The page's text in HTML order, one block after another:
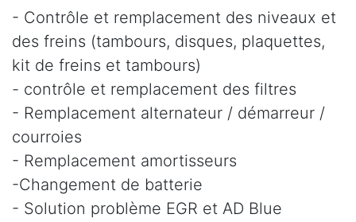
- Contrôle et remplacement des niveaux et
des freins (tambours, disques, plaquettes,
kit de freins et tambours)
- contrôle et remplacement des filtres
- Remplacement alternateur / démarreur /
courroies
- Remplacement amortisseurs
-Changement de batterie
- Solution problème EGR et AD Blue